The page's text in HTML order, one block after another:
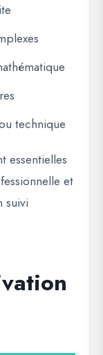
technique
essentielles
et
suivi